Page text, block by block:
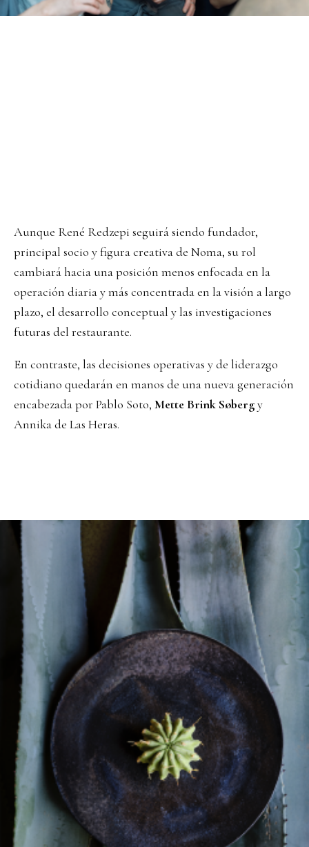
Aunque René Redzepi seguirá siendo fundador,
principal socio y figura creativa de Noma, su rol
cambiará hacia una posición menos enfocada en la
operación diaria y más concentrada en la visión a largo
plazo, el desarrollo conceptual y las investigaciones
futuras del restaurante.
En contraste, las decisiones operativas y de liderazgo
cotidiano quedarán en manos de una nueva generación
encabezada por Pablo Soto, Mette Brink Søbergy
Annika de Las Heras.